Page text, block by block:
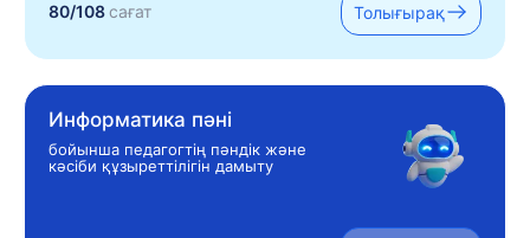
80/108сағат Толығырақ
Информатика пәні
бойынша педагогтің пәндік және
кәсіби құзыреттілігін дамыту